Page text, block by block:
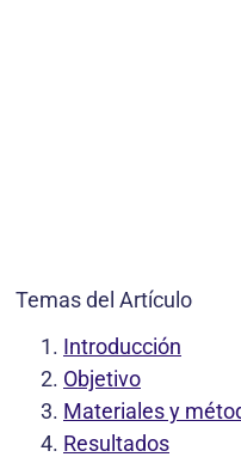
Temas del Artículo
Introducción
Objetivo
Materiales y
Resultados